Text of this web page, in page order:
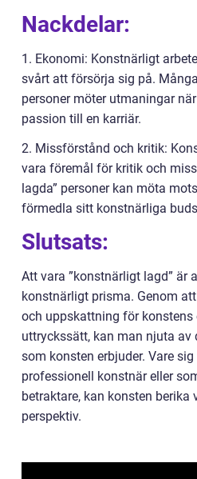
Nackdelar:
1. Ekonomi: Konstnärligt
svårt att försörja sig på.
personer möter utmaningar
passion till en karriär.
2. Missförstånd och kritik:
vara föremål för kritik och
lagda” personer kan möta
förmedla sitt konstnärliga
Slutsats:
Att vara ”konstnärligt lagd” är
konstnärligt prisma. Genom
och uppskattning för konstens
uttryckssätt, kan man njuta av
som konsten erbjuder. Vare
professionell konstnär eller
betraktare, kan konsten berika
perspektiv.